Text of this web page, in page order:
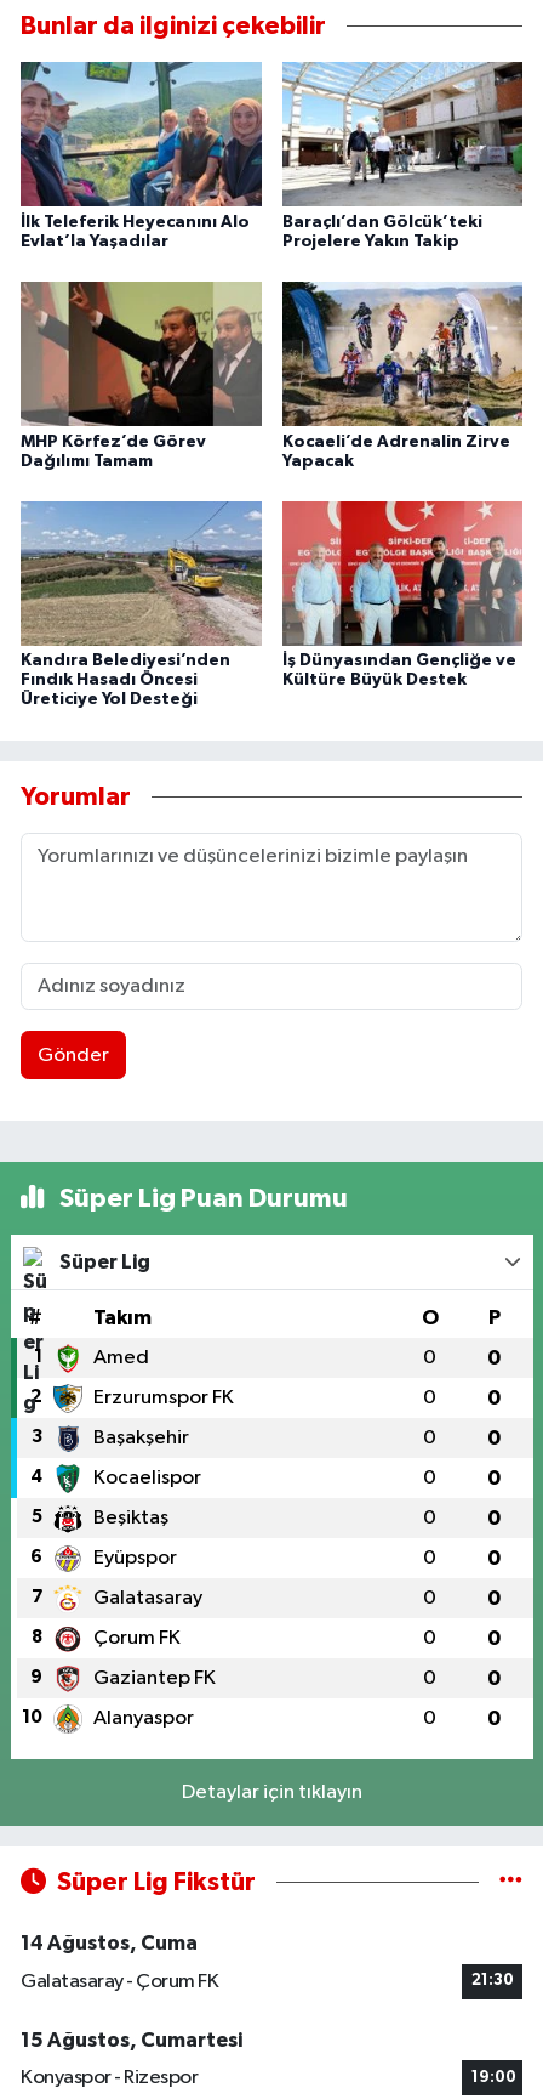
Bunlar da ilginizi çekebilir
İlk Teleferik Heyecanını Alo
Evlat’la Yaşadılar
Baraçlı’dan Gölcük’teki
Projelere Yakın Takip
MHP Körfez’de Görev
Dağılımı Tamam
Kocaeli’de Adrenalin Zirve
Yapacak
Kandıra Belediyesi’nden
Fındık Hasadı Öncesi
Üreticiye Yol Desteği
İş Dünyasından Gençliğe ve
Kültüre Büyük Destek
Yorumlar
Gönder
Süper Lig Puan Durumu
Süper Lig
# Takım O P
1 Amed 0 0
2 Erzurumspor FK 0 0
3 Başakşehir 0 0
4 Kocaelispor 0 0
5 Beşiktaş 0 0
6 Eyüpspor 0 0
7 Galatasaray 0 0
8 Çorum FK 0 0
9 Gaziantep FK 0 0
10 Alanyaspor 0 0
Detaylar için tıklayın
Süper Lig Fikstür
14 Ağustos, Cuma
Galatasaray - Çorum FK
21:30
15 Ağustos, Cumartesi
Konyaspor - Rizespor
19:00